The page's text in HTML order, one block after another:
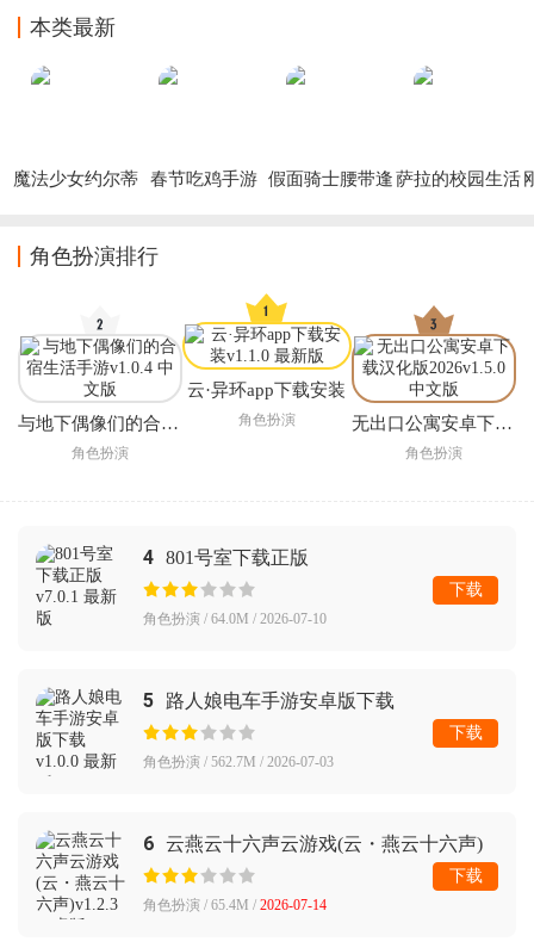
本类最新
魔法少女约尔蒂
春节吃鸡手游 假面骑士腰带逢萨拉的校园生活
角色扮演排行
与地下偶像们的合宿生活手游
角色扮演
云·异环app下载安装
角色扮演 无出口公寓安卓下载汉化版2026
角色扮演
4 801号室下载正版
角色扮演 / 64.0M / 2026-07-10
下载
5 路人娘电车手游安卓版下载
角色扮演 / 562.7M / 2026-07-03
下载
6 云燕云十六声云游戏(云・燕云十六声)
角色扮演 / 65.4M / 2026-07-14
下载